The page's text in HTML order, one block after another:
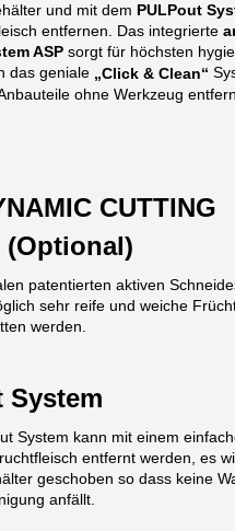
und mit dem PULPout
entfernen. Das integrierte
ASP sorgt für höchsten
das geniale „Click & Clean“
ohne Werkzeug
CUTTING
(Optional)
patentierten aktiven
sehr reife und weiche
werden.
System
System kann mit einem
entfernt werden, es
geschoben so dass keine
anfällt.